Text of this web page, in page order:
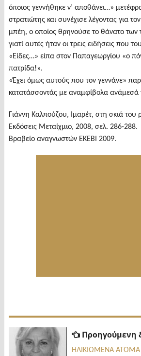
όποιος γεννήθηκε ν’ αποθάνει…»
στρατιώτης και συνέχισε λέγοντας για
μπέη, ο οποίος θρηνούσε το θάνατο των
γιατί αυτές ήταν οι τρεις ειδήσεις που
«Είδες…» είπα στον Παπαγεωργίου «ο
πατρίδα!».
«Έχει όμως αυτούς που τον γεννάνε»
κατατάσσοντάς με αναμφίβολα ανάμεσά
Γιάννη Καλπούζου, Ιμαρέτ, στη σκιά του
Εκδόσεις Μεταίχμιο, 2008, σελ. 286-288.
Βραβείο αναγνωστών ΕΚΕΒΙ 2009.
Πλοήγηση
άρθρων
Προηγούμενη
ΗΛΙΚΙΩΜΕΝΑ ΑΤΟΜΑ